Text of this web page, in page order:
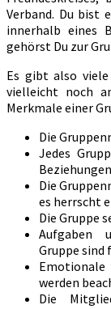
Verband. Du bist
innerhalb eines
gehörst Du zur
Es gibt also
vielleicht noch
Merkmale einer
Die
Jedes
Die
es herrscht
Die Gruppe
Aufgaben
Gruppe
werden
Die